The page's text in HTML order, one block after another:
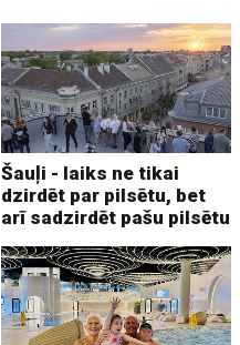
Šauļi - laiks ne tikai
dzirdēt par pilsētu, bet
arī sadzirdēt pašu pilsētu